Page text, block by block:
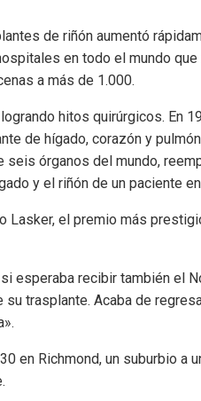
de riñón aumentó
en todo el mundo
a más de 1.000.
hitos quirúrgicos. En
de hígado, corazón y
órganos del mundo,
y el riñón de un paciente
Lasker, el premio más
esperaba recibir también el
su trasplante. Acaba de
en Richmond, un suburbio a